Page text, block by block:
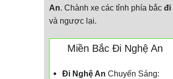
An. Chành xe các tỉnh phía bắc đi
và ngược lại.
Miền Bắc Đi Nghệ An
Đi Nghệ An Chuyến Sáng: